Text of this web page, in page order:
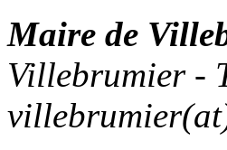
Maire de
Villebrumier -